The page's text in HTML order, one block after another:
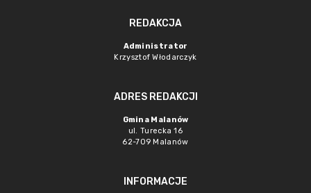
REDAKCJA
Administrator
Krzysztof Włodarczyk
ADRES REDAKCJI
Gmina Malanów
ul. Turecka 16
62-709 Malanów
INFORMACJE